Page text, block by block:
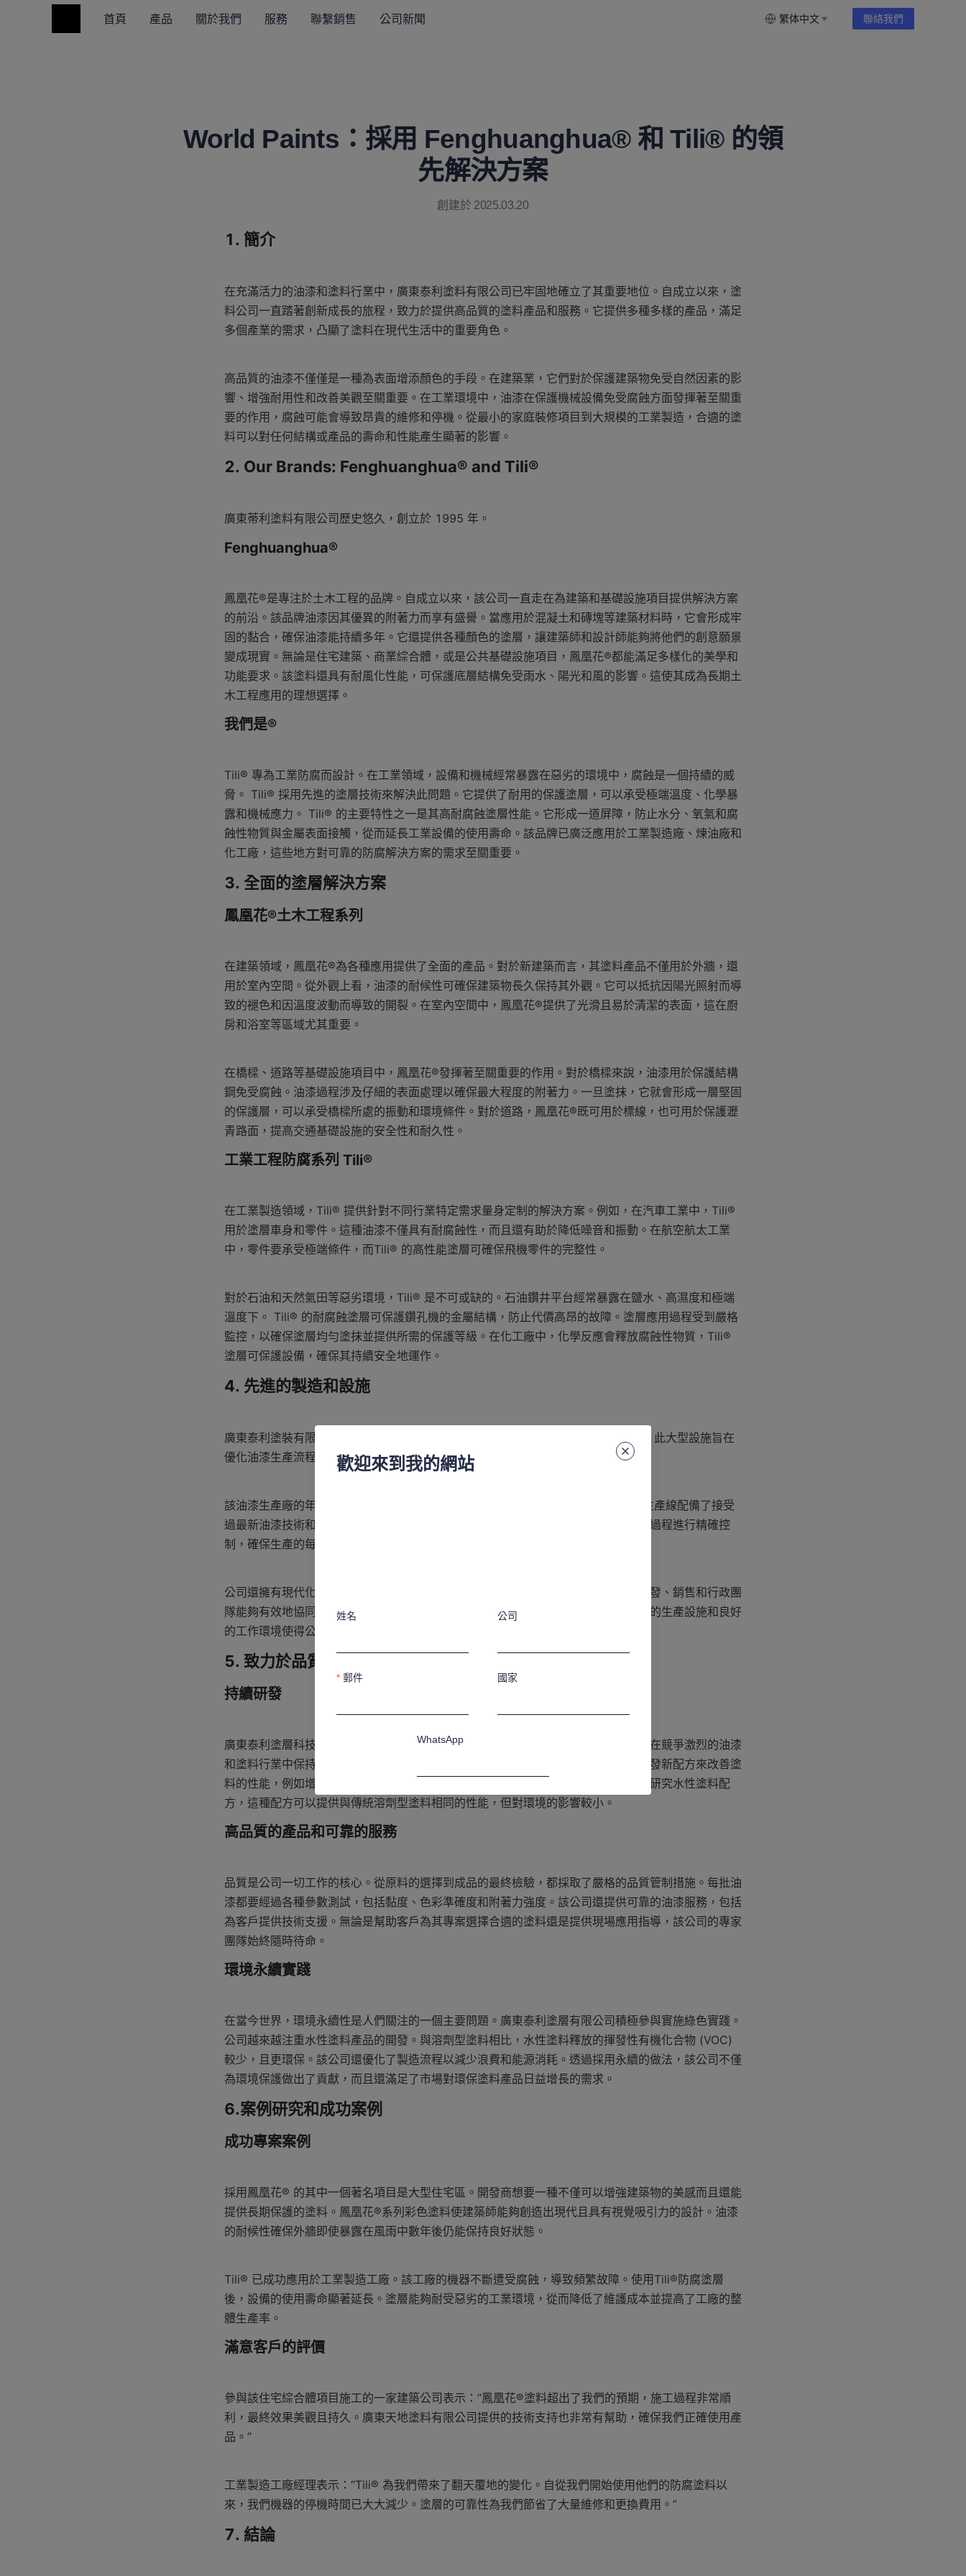
首頁 產品 關於我們 服務 聯繫銷售 公司新聞 繁体中文 聯絡我們
World Paints：採用 Fenghuanghua® 和 Tili® 的領
先解決方案
創建於 2025.03.20
1. 簡介
在充滿活力的油漆和塗料行業中，廣東泰利塗料有限公司已牢固地確立了其重要地位。自成立以來，塗
料公司一直踏著創新成長的旅程，致力於提供高品質的塗料產品和服務。它提供多種多樣的產品，滿足
多個產業的需求，凸顯了塗料在現代生活中的重要角色。
高品質的油漆不僅僅是一種為表面增添顏色的手段。在建築業，它們對於保護建築物免受自然因素的影
響、增強耐用性和改善美觀至關重要。在工業環境中，油漆在保護機械設備免受腐蝕方面發揮著至關重
要的作用，腐蝕可能會導致昂貴的維修和停機。從最小的家庭裝修項目到大規模的工業製造，合適的塗
料可以對任何結構或產品的壽命和性能產生顯著的影響。
2. Our Brands: Fenghuanghua® and Tili®
廣東蒂利塗料有限公司歷史悠久，創立於 1995 年。
Fenghuanghua®
鳳凰花®是專注於土木工程的品牌。自成立以來，該公司一直走在為建築和基礎設施項目提供解決方案
的前沿。該品牌油漆因其優異的附著力而享有盛譽。當應用於混凝土和磚塊等建築材料時，它會形成牢
固的黏合，確保油漆能持續多年。它還提供各種顏色的塗層，讓建築師和設計師能夠將他們的創意願景
變成現實。無論是住宅建築、商業綜合體，或是公共基礎設施項目，鳳凰花®都能滿足多樣化的美學和
功能要求。該塗料還具有耐風化性能，可保護底層結構免受雨水、陽光和風的影響。這使其成為長期土
木工程應用的理想選擇。
我們是®
Tili® 專為工業防腐而設計。在工業領域，設備和機械經常暴露在惡劣的環境中，腐蝕是一個持續的威
脅。 Tili® 採用先進的塗層技術來解決此問題。它提供了耐用的保護塗層，可以承受極端溫度、化學暴
露和機械應力。 Tili® 的主要特性之一是其高耐腐蝕塗層性能。它形成一道屏障，防止水分、氧氣和腐
蝕性物質與金屬表面接觸，從而延長工業設備的使用壽命。該品牌已廣泛應用於工業製造廠、煉油廠和
化工廠，這些地方對可靠的防腐解決方案的需求至關重要。
3. 全面的塗層解決方案
鳳凰花®土木工程系列
在建築領域，鳳凰花®為各種應用提供了全面的產品。對於新建築而言，其塗料產品不僅用於外牆，還
用於室內空間。從外觀上看，油漆的耐候性可確保建築物長久保持其外觀。它可以抵抗因陽光照射而導
致的褪色和因溫度波動而導致的開裂。在室內空間中，鳳凰花®提供了光滑且易於清潔的表面，這在廚
房和浴室等區域尤其重要。
在橋樑、道路等基礎設施項目中，鳳凰花®發揮著至關重要的作用。對於橋樑來說，油漆用於保護結構
鋼免受腐蝕。油漆過程涉及仔細的表面處理以確保最大程度的附著力。一旦塗抹，它就會形成一層堅固
的保護層，可以承受橋樑所處的振動和環境條件。對於道路，鳳凰花®既可用於標線，也可用於保護瀝
青路面，提高交通基礎設施的安全性和耐久性。
工業工程防腐系列 Tili®
在工業製造領域，Tili® 提供針對不同行業特定需求量身定制的解決方案。例如，在汽車工業中，Tili®
用於塗層車身和零件。這種油漆不僅具有耐腐蝕性，而且還有助於降低噪音和振動。在航空航太工業
中，零件要承受極端條件，而Tili® 的高性能塗層可確保飛機零件的完整性。
對於石油和天然氣田等惡劣環境，Tili® 是不可或缺的。石油鑽井平台經常暴露在鹽水、高濕度和極端
溫度下。 Tili® 的耐腐蝕塗層可保護鑽孔機的金屬結構，防止代價高昂的故障。塗層應用過程受到嚴格
監控，以確保塗層均勻塗抹並提供所需的保護等級。在化工廠中，化學反應會釋放腐蝕性物質，Tili®
塗層可保護設備，確保其持續安全地運作。
4. 先進的製造和設施
廣東泰利塗裝有限公司擁有令人印象深刻的生態工廠區，佔地超過20,000平方公尺。此大型設施旨在
優化油漆生產流程。工廠的佈局經過精心規劃，以確保原材料和成品的高效運輸。
該油漆生產廠的年生產能力為30,000噸，設備齊全，能夠滿足對其產品的高需求。生產線配備了接受
過最新油漆技術和塗層工藝技術培訓的熟練工人。使用現代化的機械設備可以對製造過程進行精確控
制，確保生產的每批油漆具有一致的品質。
公司還擁有現代化的辦公大樓和標準廠房。辦公大樓旨在營造協作的工作環境，使研發、銷售和行政團
隊能夠有效地協同工作。標準車間配備了最先進的油漆混合、配製和包裝技術。先進的生產設施和良好
的工作環境使得公司能夠生產出世界高品質的塗料。
5. 致力於品質與創新
持續研發
廣東泰利塗層科技有限公司致力於不斷的研究和開發。該公司投入巨資進行研發，以在競爭激烈的油漆
和塗料行業中保持領先地位。研發團隊不斷探索新的塗層技術和材料。他們致力於開發新配方來改善塗
料的性能，例如增強塗層的耐久性、提高耐腐蝕性和縮短乾燥時間。例如，他們正在研究水性塗料配
方，這種配方可以提供與傳統溶劑型塗料相同的性能，但對環境的影響較小。
高品質的產品和可靠的服務
品質是公司一切工作的核心。從原料的選擇到成品的最終檢驗，都採取了嚴格的品質管制措施。每批油
漆都要經過各種參數測試，包括黏度、色彩準確度和附著力強度。該公司還提供可靠的油漆服務，包括
為客戶提供技術支援。無論是幫助客戶為其專案選擇合適的塗料還是提供現場應用指導，該公司的專家
團隊始終隨時待命。
環境永續實踐
在當今世界，環境永續性是人們關注的一個主要問題。廣東泰利塗層有限公司積極參與實施綠色實踐。
公司越來越注重水性塗料產品的開發。與溶劑型塗料相比，水性塗料釋放的揮發性有機化合物 (VOC)
較少，且更環保。該公司還優化了製造流程以減少浪費和能源消耗。透過採用永續的做法，該公司不僅
為環境保護做出了貢獻，而且還滿足了市場對環保塗料產品日益增長的需求。
6.案例研究和成功案例
成功專案案例
採用鳳凰花® 的其中一個著名項目是大型住宅區。開發商想要一種不僅可以增強建築物的美感而且還能
提供長期保護的塗料。鳳凰花®系列彩色塗料使建築師能夠創造出現代且具有視覺吸引力的設計。油漆
的耐候性確保外牆即使暴露在風雨中數年後仍能保持良好狀態。
Tili® 已成功應用於工業製造工廠。該工廠的機器不斷遭受腐蝕，導致頻繁故障。使用Tili®防腐塗層
後，設備的使用壽命顯著延長。塗層能夠耐受惡劣的工業環境，從而降低了維護成本並提高了工廠的整
體生產率。
滿意客戶的評價
參與該住宅綜合體項目施工的一家建築公司表示：“鳳凰花®塗料超出了我們的預期，施工過程非常順
利，最終效果美觀且持久。廣東天地塗料有限公司提供的技術支持也非常有幫助，確保我們正確使用產
品。”
工業製造工廠經理表示：“Tili® 為我們帶來了翻天覆地的變化。自從我們開始使用他們的防腐塗料以
來，我們機器的停機時間已大大減少。塗層的可靠性為我們節省了大量維修和更換費用。”
7. 結論
歡迎來到我的網站
姓名 公司
郵件 國家
WhatsApp
備註